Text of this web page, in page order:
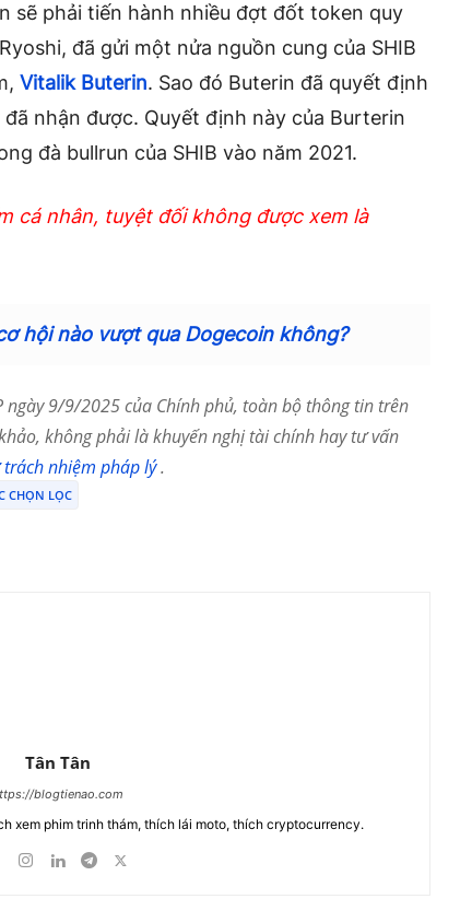
sẽ phải tiến hành nhiều đợt đốt token quy
đã gửi một nửa nguồn cung của SHIB
Vitalik Buterin. Sao đó Buterin đã quyết định
nhận được. Quyết định này của Burterin
đà bullrun của SHIB vào năm 2021.
cá nhân, tuyệt đối không được xem là
hội nào vượt qua Dogecoin không?
9/9/2025 của Chính phủ, toàn bộ thông tin trên
không phải là khuyến nghị tài chính hay tư vấn
nhiệm pháp lý.
CHỌN LỌC
Tân Tân
blogtienao.com
xem phim trinh thám, thích lái moto, thích cryptocurrency.